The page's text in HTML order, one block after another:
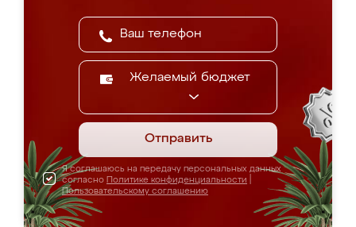
Желаемый бюджет
Отправить
Я соглашаюсь на передачу персональных данных
согласно Политике конфиденциальности
Пользовательскому соглашению